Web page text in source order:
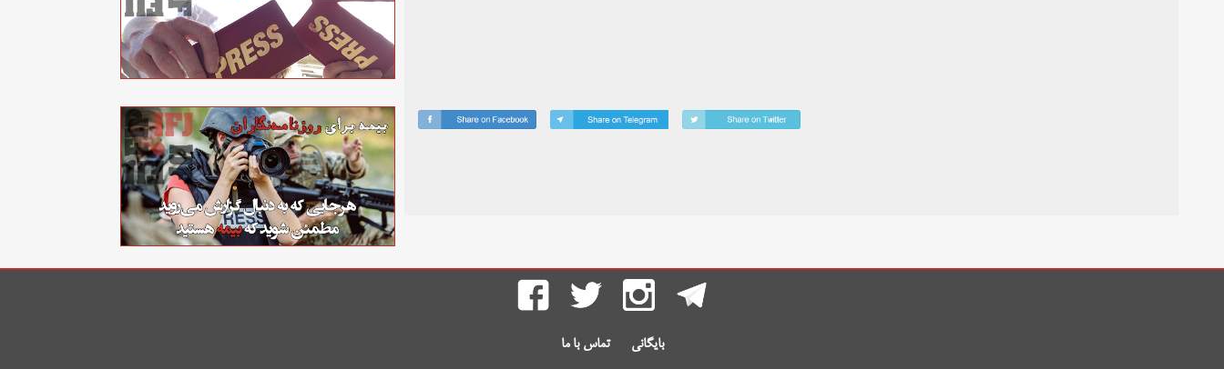
بایگانی تماس با ما